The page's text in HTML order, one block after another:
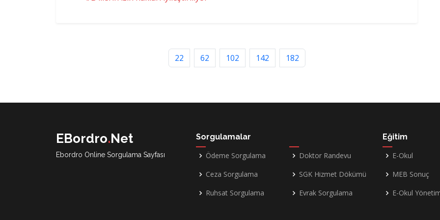
22 62 102 142 182
EBordro.Net
Ebordro Online Sorgulama Sayfası
Sorgulamalar
Ödeme Sorgulama
Ceza Sorgulama
Ruhsat Sorgulama
Doktor Randevu
SGK Hizmet Dökümü
Evrak Sorgulama
Eğitim
E-Okul
MEB Sonuç
E-Okul